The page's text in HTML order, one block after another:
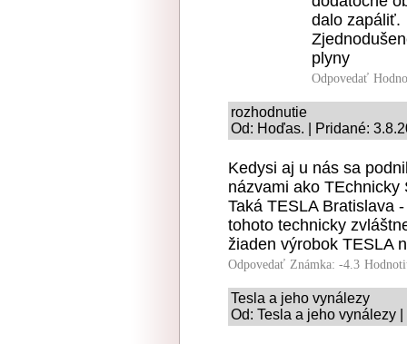
dalo zapáliť.
plyny
Odpovedať
rozhodnutie
Od: Hoďas. | Pridané:
Kedysi aj u nás sa
názvami ako TEchnicky
Taká TESLA Bratislava
tohoto technicky
žiaden výrobok TESLA
Odpovedať Známka: -4.3
Tesla a jeho vynálezy
Od: Tesla a jeho vynálezy